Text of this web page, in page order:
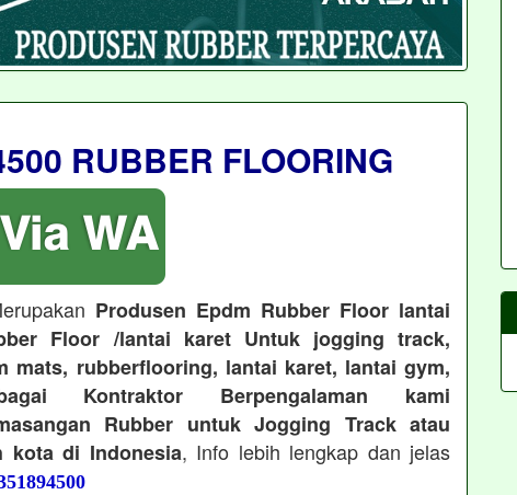
RUBBER FLOORING
Produsen Epdm Rubber Floor lantai
Floor /lantai karet Untuk jogging track,
mats, rubberflooring, lantai karet, lantai gym,
Kontraktor Berpengalaman kami
Rubber untuk Jogging Track atau
kota di Indonesia, Info lebih lengkap dan jelas